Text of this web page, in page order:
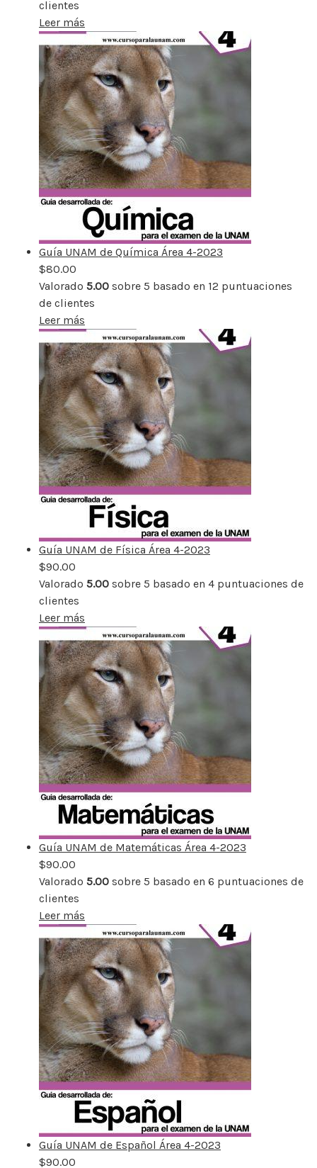
clientes
Leer más
Guía UNAM de Química Área 4-2023
$80.00
Valorado 5.00 sobre 5 basado en 12 puntuaciones
de clientes
Leer más
Guía UNAM de Física Área 4-2023
$90.00
Valorado 5.00 sobre 5 basado en 4 puntuaciones de
clientes
Leer más
Guía UNAM de Matemáticas Área 4-2023
$90.00
Valorado 5.00 sobre 5 basado en 6 puntuaciones de
clientes
Leer más
Guía UNAM de Español Área 4-2023
$90.00